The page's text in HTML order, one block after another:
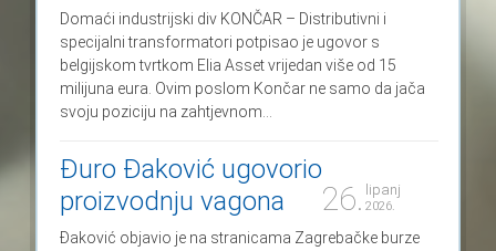
Domaći industrijski div KONČAR – Distributivni i
specijalni transformatori potpisao je ugovor s
belgijskom tvrtkom Elia Asset vrijedan više od 15
milijuna eura. Ovim poslom Končar ne samo da jača
svoju poziciju na zahtjevnom...
26. lipanj
2026.
Đuro Đaković ugovorio
proizvodnju vagona
Đaković objavio je na stranicama Zagrebačke burze